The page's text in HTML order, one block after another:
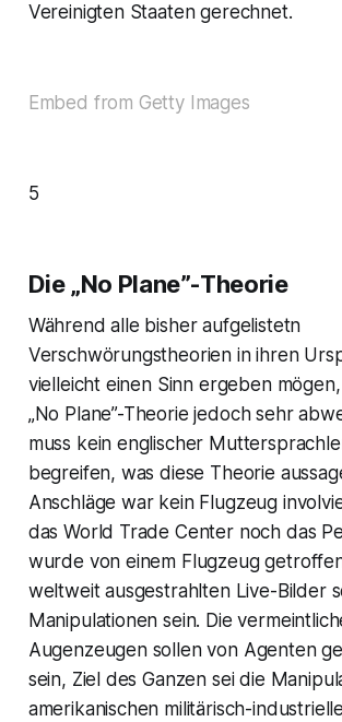
Vereinigten Staaten gerechnet.
Embed from Getty Images
5
Die „No Plane”-Theorie
Während alle bisher aufgelistetn
Verschwörungstheorien in ihren
vielleicht einen Sinn ergeben
„No Plane”-Theorie jedoch sehr
muss kein englischer
begreifen, was diese Theorie
Anschläge war kein Flugzeug
das World Trade Center noch das
wurde von einem Flugzeug
weltweit ausgestrahlten Live-Bilder
Manipulationen sein. Die
Augenzeugen sollen von Agenten
sein, Ziel des Ganzen sei die
amerikanischen militärisch-